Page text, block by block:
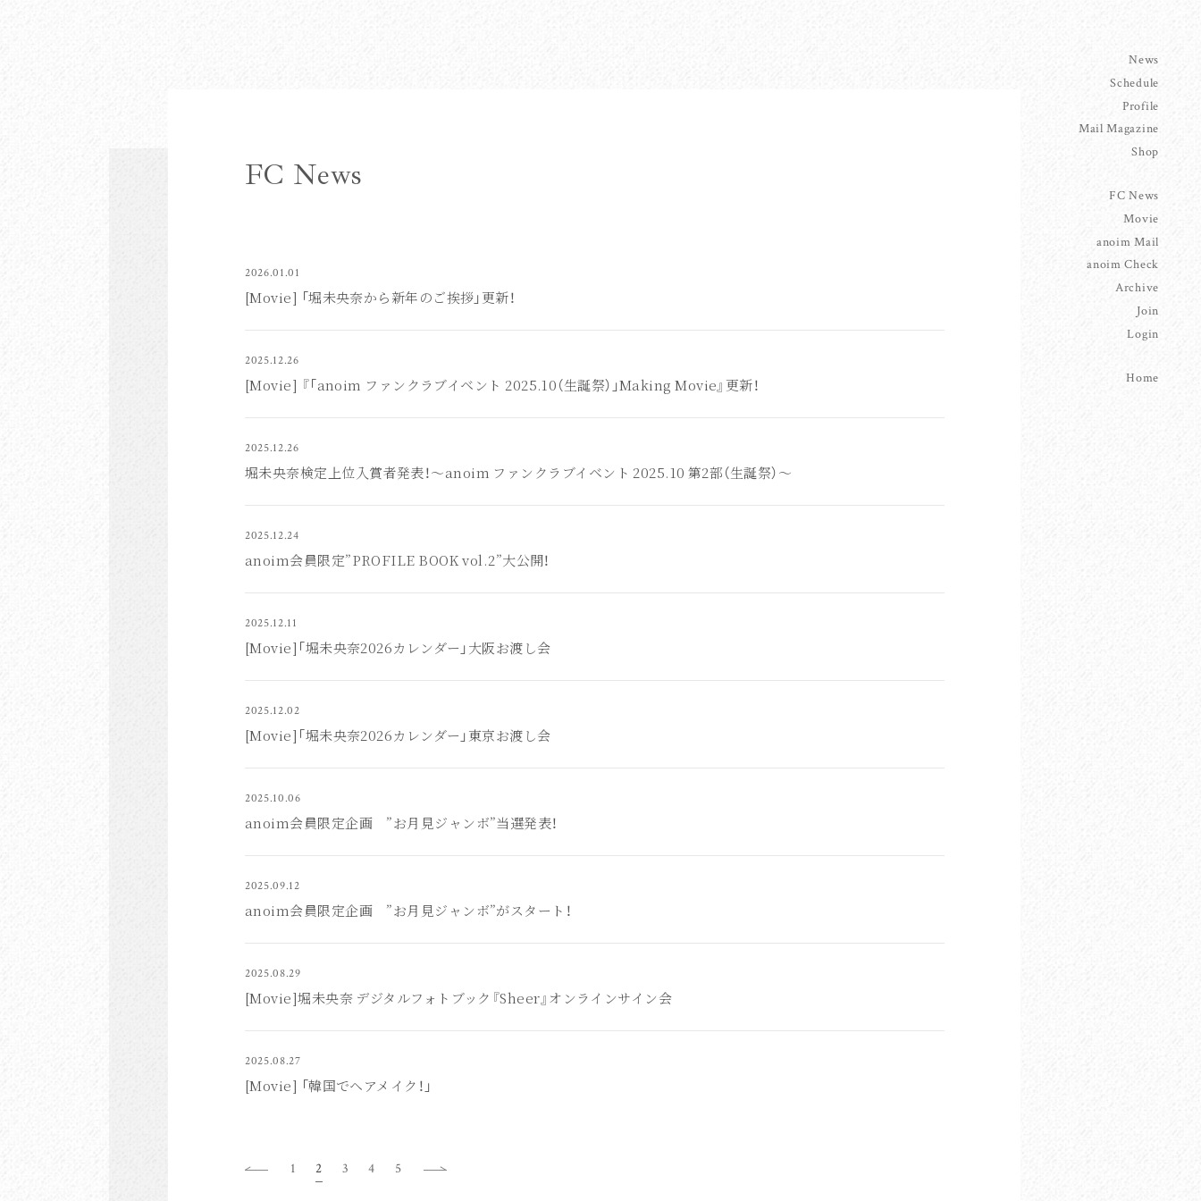
News
Schedule
Profile
Mail Magazine
Shop
FC News
Movie
anoim Mail
anoim Check
Archive
Join
Login
Home
FC News
2026.01.01
[Movie] 「堀未央奈から新年のご挨拶」更新！
2025.12.26
[Movie] 『「anoim ファンクラブイベント 2025.10（生誕祭）」Making Movie』更新！
2025.12.26
堀未央奈検定上位入賞者発表！～anoim ファンクラブイベント 2025.10 第2部（生誕祭）～
2025.12.24
anoim会員限定”PROFILE BOOK vol.2”大公開！
2025.12.11
[Movie]「堀未央奈2026カレンダー」大阪お渡し会
2025.12.02
[Movie]「堀未央奈2026カレンダー」東京お渡し会
2025.10.06
anoim会員限定企画 ”お月見ジャンボ”当選発表！
2025.09.12
anoim会員限定企画 ”お月見ジャンボ”がスタート！
2025.08.29
[Movie]堀未央奈 デジタルフォトブック『Sheer』オンラインサイン会
2025.08.27
[Movie] 「韓国でヘアメイク！」
1 2 3 4 5